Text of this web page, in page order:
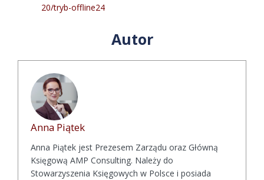
20/tryb-offline24
Autor
Anna Piątek
Anna Piątek jest Prezesem Zarządu oraz Główną
Księgową AMP Consulting. Należy do
Stowarzyszenia Księgowych w Polsce i posiada